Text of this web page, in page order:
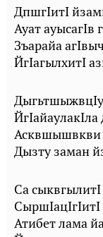
ДпшгIитI
Ауат ауысагIв
Зъарайа
ЙгIагылхитI
ЙгIайаулакIла
Асквшышвкви
Дызту заман
Са
СыршIацIгIитI
Атибет лама